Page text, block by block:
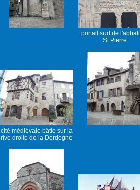
portail sud de
St Pierre
cité médiévale bâtie sur la
rive droite de la Dordogne